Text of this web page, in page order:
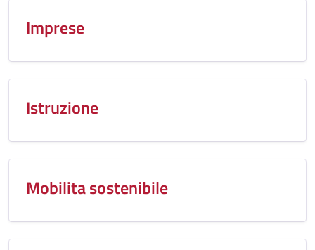
Imprese
Istruzione
Mobilita sostenibile